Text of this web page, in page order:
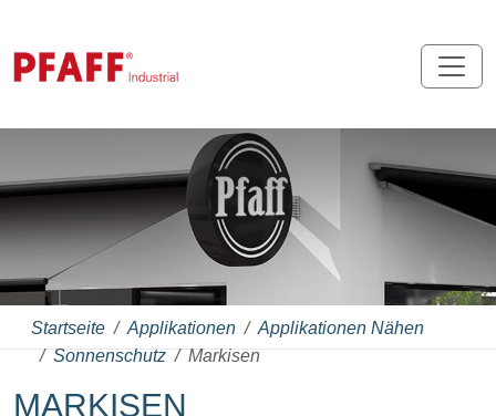
Startseite Applikationen
Applikationen Nähen
Sonnenschutz
Markisen
MARKISEN